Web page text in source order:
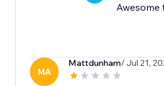
Awesome
MA
Mattdunham/ Jul 21,